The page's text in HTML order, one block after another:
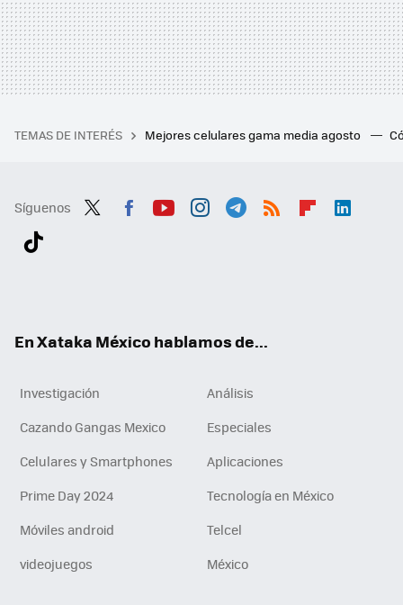
TEMAS DE INTERÉS Mejores celulares gama media agosto
Síguenos
En Xataka México hablamos de...
Investigación
Análisis
Cazando Gangas Mexico
Especiales
Celulares y Smartphones
Aplicaciones
Prime Day 2024
Tecnología en México
Móviles android
Telcel
videojuegos
México